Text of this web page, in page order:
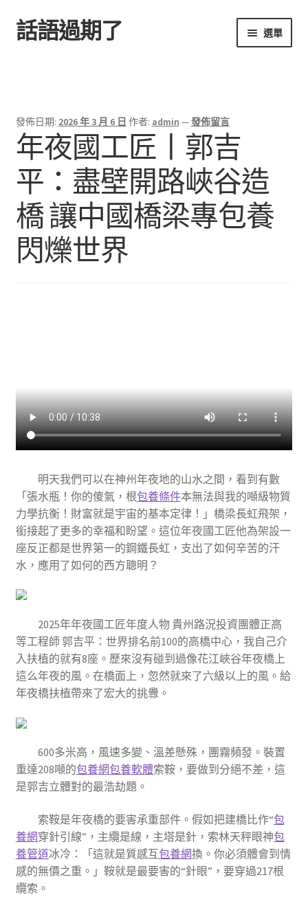
跳
至
跳
至
話語過期了 選單
發佈日期: 2026 年 3 月 6 日 作者: admin —發佈留言
年夜國工匠丨郭吉
平：盡壁開路峽谷造
橋 讓中國橋梁專包養
閃爍世界
明天我們可以在神州年夜地的山水之間，看到有數
「張水瓶！你的傻氣，根包養條件本無法與我的噸級物質
力學抗衡！財富就是宇宙的基本定律！」橋梁長虹飛架，
銜接起了更多的幸福和盼望。這位年夜國工匠他為架設一
座反正都是世界第一的鋼鐵長虹，支出了如何辛苦的汗
水，應用了如何的西方聰明？
2025年年夜國工匠年度人物 貴州路況投資團體正高
等工程師 郭吉平：世界排名前100的高橋中心，我自己介
入扶植的就有8座。歷來沒有碰到過像花江峽谷年夜橋上
這么年夜的風。在橋面上，忽然就來了六級以上的風。給
年夜橋扶植帶來了宏大的挑釁。
600多米高，風速多變、溫差懸殊，團霧頻發。裝置
重達208噸的包養網包養軟體索鞍，要做到分絕不差，這
是郭吉立體對的最浩劫題。
索鞍是年夜橋的要害承重部件。假如把建橋比作“包
養網穿針引線”，主纜是線，主塔是針，索林天秤眼神包
養管道冰冷：「這就是質感互包養網換。你必須體會到情
感的無價之重。」鞍就是最要害的“針眼”，要穿過217根
纜索。